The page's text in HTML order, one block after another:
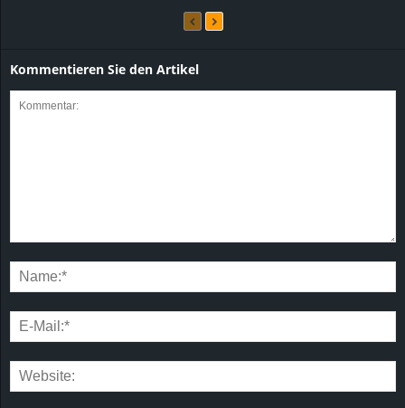
Kommentieren Sie den Artikel